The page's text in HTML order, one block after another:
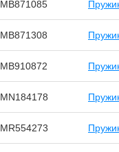
MB871085
MB871308
MB910872
MN184178
MR554273